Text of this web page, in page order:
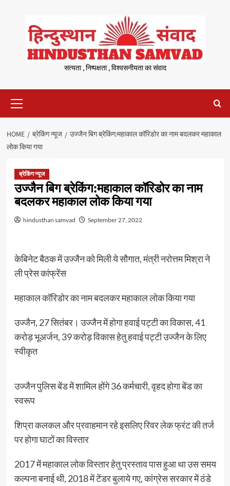
content
सत्यता , निष्पक्षता , विश्वसनीयता का संवाद
Menu
HOME ब्रेकिंग न्यूज
उज्जैन बिग ब्रेकिंग:महाकाल कॉरिडोर का नाम बदलकर महाकाल
लोक किया गया
ब्रेकिंग न्यूज
उज्जैन बिग ब्रेकिंग:महाकाल कॉरिडोर का नाम
बदलकर महाकाल लोक किया गया
hindusthan samvad September 27, 2022
केबिनेट बैठक में उज्जैन को मिली ये सौगात, मंत्री नरोत्तम मिश्रा ने
ली प्रेस कांफ्रेंस
महाकाल कॉरिडोर का नाम बदलकर महाकाल लोक किया गया
उज्जैन, 27 सितंबर। उज्जैन में होगा हवाई पट्टी का विकास, 41
करोड़ भूअर्जन, 39 करोड़ विकास हेतु हवाई पट्टी उज्जैन के लिए
स्वीकृत
उज्जैन पुलिस बेंड में शामिल होंगे 36 कर्मचारी, वृहद होगा बेंड का
स्वरूप
शिप्रा कलकल और प्रवाहमान रहे इसलिए रिवर लेक फ्रंट की तर्ज
पर होगा घाटों का विस्तार
2017 में महाकाल लोक विस्तार हेतु प्रस्ताव पास हुआ था उस समय
कल्पना बनाई थी, 2018 में टेंडर बुलाये गए, कांग्रेस सरकार में ठंडे